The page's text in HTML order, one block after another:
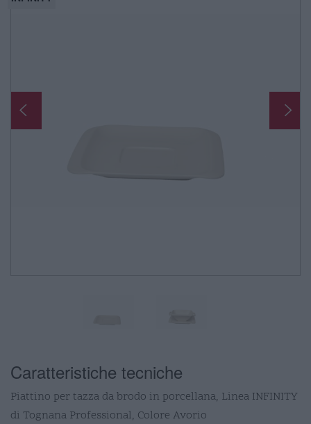
Caratteristiche tecniche
Piattino per tazza da brodo in porcellana, Linea INFINITY
di Tognana Professional, Colore Avorio